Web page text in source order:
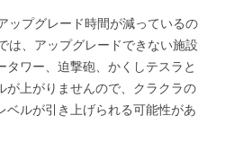
ップグレード時間が減っているの
は、アップグレードできない施設
ワー、迫撃砲、かくしテスラと
が上がりませんので、クラクラの
ベルが引き上げられる可能性があ